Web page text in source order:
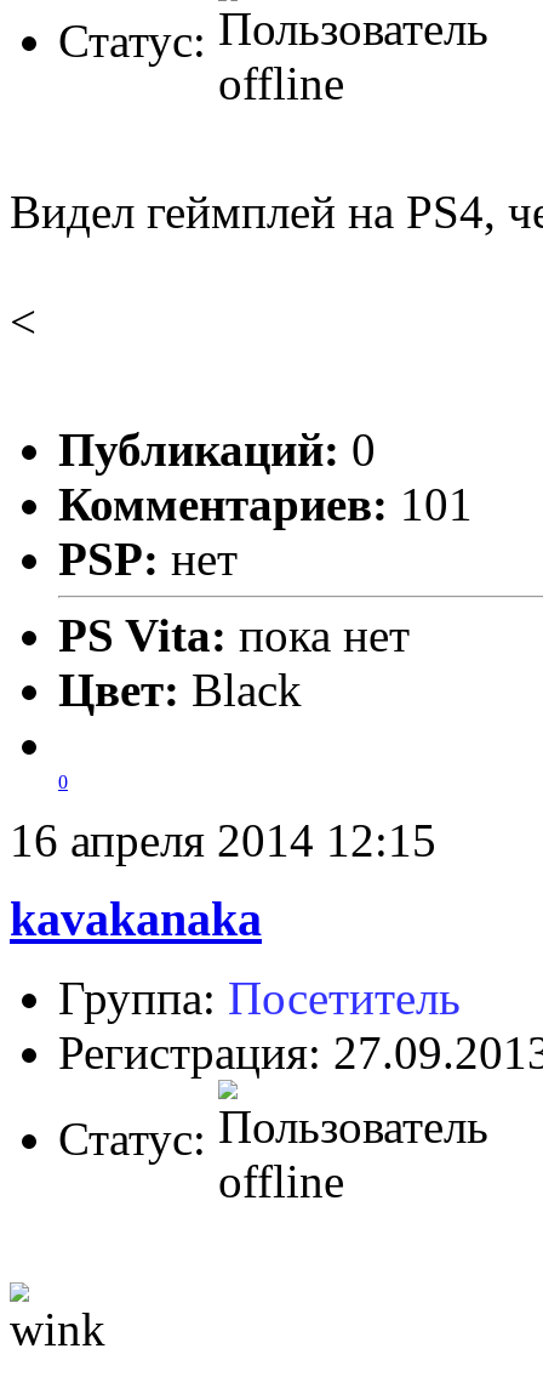
Статус:
Видел геймплей на PS4,
<
Публикаций: 0
Комментариев: 101
PSP: нет
PS Vita: пока нет
Цвет: Black
0
16 апреля 2014 12:15
kavakanaka
Группа: Посетитель
Регистрация:
Статус: